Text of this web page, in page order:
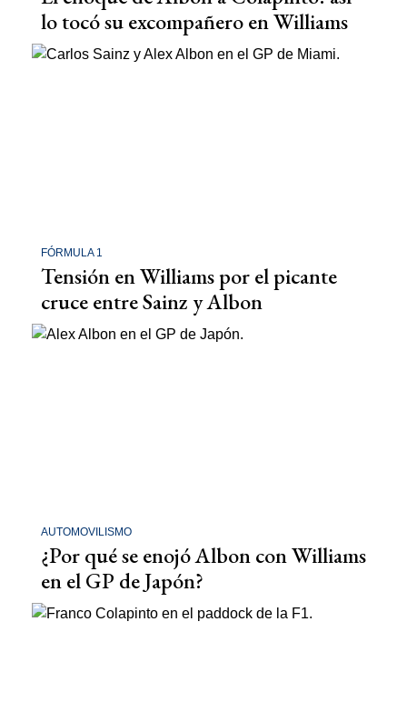
lo tocó su excompañero en Williams
FÓRMULA 1
Tensión en Williams por el picante
cruce entre Sainz y Albon
AUTOMOVILISMO
¿Por qué se enojó Albon con Williams
en el GP de Japón?